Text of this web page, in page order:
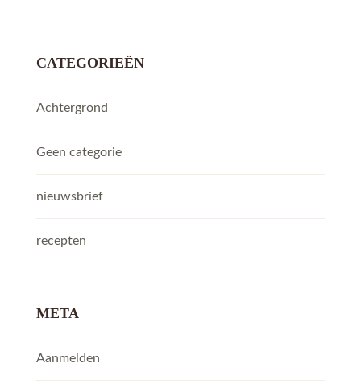
CATEGORIEËN
Achtergrond
Geen categorie
nieuwsbrief
recepten
META
Aanmelden